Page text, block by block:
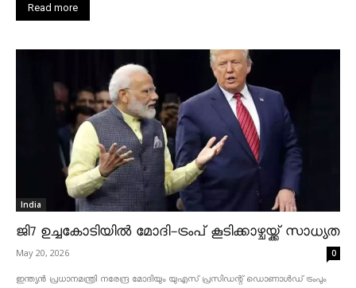
Read more
India
ജി7 ഉച്ചകോടിയിൽ മോദി-ട്രംപ് കൂടിക്കാഴ്ചയ്ക്ക് സാധ്യത
May 20, 2026 0
ഇന്ത്യൻ പ്രധാനമന്ത്രി നരേന്ദ്ര മോദിയും യുഎസ് പ്രസിഡന്റ് ഡൊണാൾഡ് ട്രംപും